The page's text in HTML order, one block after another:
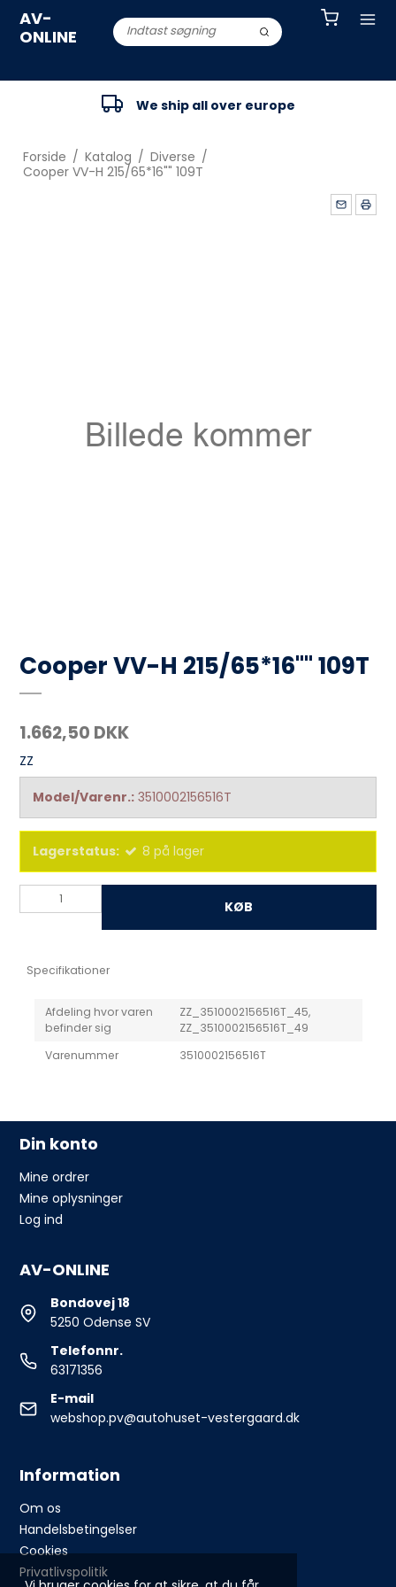
AV-
ONLINE
We ship all over europe
Forside / Katalog / Diverse /
Cooper VV-H 215/65*16"" 109T
Cooper VV-H 215/65*16"" 109T
1.662,50 DKK
ZZ
Model/Varenr.: 3510002156516T
Lagerstatus: 8 på lager
KØB
Specifikationer
Afdeling hvor varen
befinder sig
ZZ_3510002156516T_45,
ZZ_3510002156516T_49
Varenummer
3510002156516T
Din konto
Mine ordrer
Mine oplysninger
Log ind
AV-ONLINE
Bondovej 18
5250 Odense SV
Telefonnr.
63171356
E-mail
webshop.pv@autohuset-vestergaard.dk
Information
Om os
Handelsbetingelser
Cookies
Privatlivspolitik